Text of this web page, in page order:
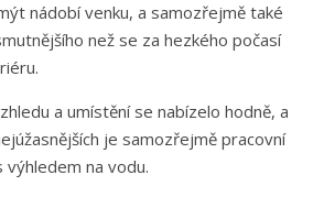
nádobí venku, a samozřejmě také
než se za hezkého počasí
a umístění se nabízelo hodně, a
je samozřejmě pracovní
na vodu.